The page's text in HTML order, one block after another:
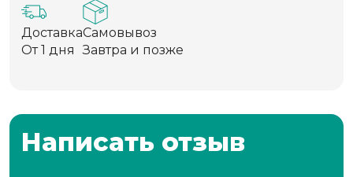
Доставка
От 1 дня
Самовывоз
Завтра и позже
Написать отзыв